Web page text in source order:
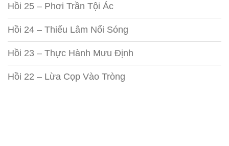
Hồi 25 – Phơi Trần Tội Ác
Hồi 24 – Thiếu Lâm Nổi Sóng
Hồi 23 – Thực Hành Mưu Định
Hồi 22 – Lừa Cọp Vào Tròng